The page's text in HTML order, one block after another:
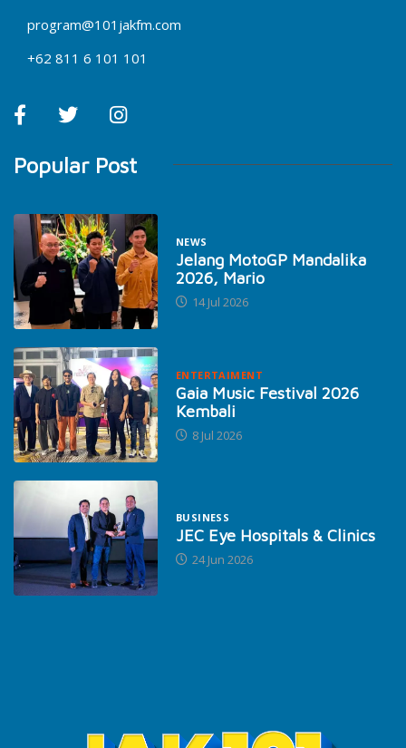
program@101jakfm.com
+62 811 6 101 101
Popular Post
NEWS
Jelang MotoGP Mandalika
2026, Mario
14 Jul 2026
ENTERTAIMENT
Gaia Music Festival 2026
Kembali
8 Jul 2026
BUSINESS
JEC Eye Hospitals & Clinics
24 Jun 2026